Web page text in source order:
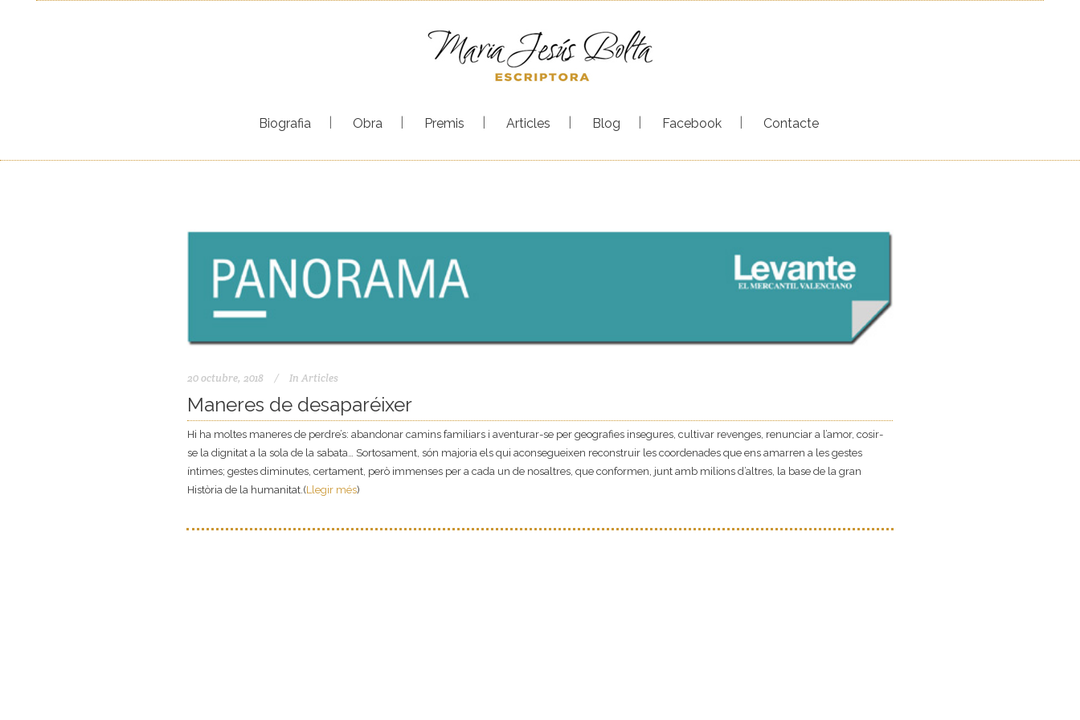
Biografia Obra Premis Articles Blog Facebook Contacte
20 octubre, 2018 In Articles
Maneres de desaparéixer
Hi ha moltes maneres de perdre’s: abandonar camins familiars i aventurar-se per geografies insegures, cultivar revenges, renunciar a l’amor, cosir-
se la dignitat a la sola de la sabata… Sortosament, són majoria els qui aconsegueixen reconstruir les coordenades que ens amarren a les gestes
íntimes; gestes diminutes, certament, però immenses per a cada un de nosaltres, que conformen, junt amb milions d’altres, la base de la gran
Història de la humanitat.(Llegir més)